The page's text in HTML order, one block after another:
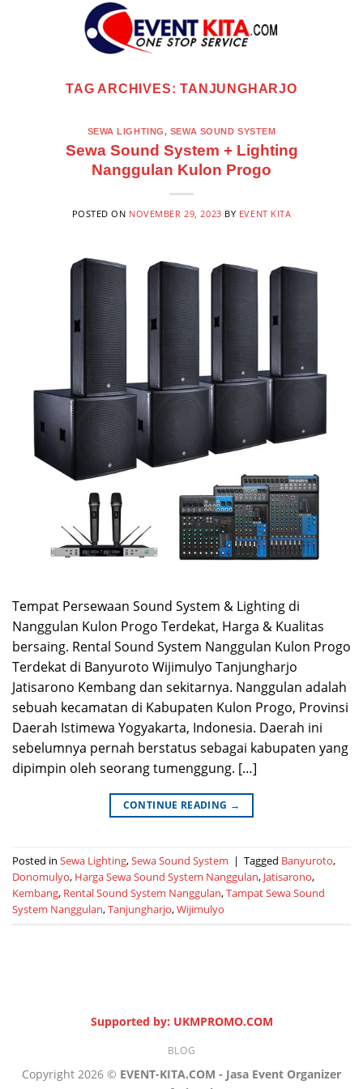
TAG ARCHIVES:TANJUNGHARJO
SEWA LIGHTING, SEWA SOUND SYSTEM
Sewa Sound System + Lighting
Nanggulan Kulon Progo
POSTED ON NOVEMBER 29, 2023 BY EVENT KITA
Tempat Persewaan Sound System & Lighting di
Nanggulan Kulon Progo Terdekat, Harga & Kualitas
bersaing. Rental Sound System Nanggulan Kulon Progo
Terdekat di Banyuroto Wijimulyo Tanjungharjo
Jatisarono Kembang dan sekitarnya. Nanggulan adalah
sebuah kecamatan di Kabupaten Kulon Progo, Provinsi
Daerah Istimewa Yogyakarta, Indonesia. Daerah ini
sebelumnya pernah berstatus sebagai kabupaten yang
dipimpin oleh seorang tumenggung. […]
CONTINUE READING →
Posted in Sewa Lighting,Sewa Sound System | Tagged Banyuroto,
Donomulyo, Harga Sewa Sound System Nanggulan, Jatisarono,
Kembang, Rental Sound System Nanggulan,Tampat Sewa Sound
System Nanggulan,Tanjungharjo,Wijimulyo
Supported by: UKMPROMO.COM
BLOG
Copyright 2026 © EVENT-KITA.COM - Jasa Event Organizer